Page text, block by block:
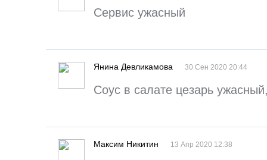
Сервис ужасный
Янина Девликамова 30 Сен 2020 20:44
Соус в салате цезарь
Максим Никитин 13 Апр 2020 12:38